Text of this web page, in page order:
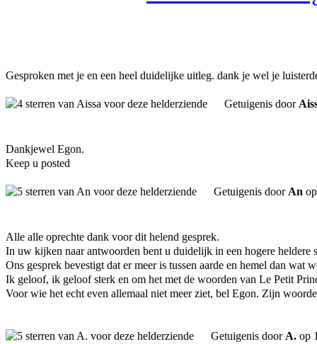
Gesproken met je en een heel duidelijke uitleg. dank je wel je
Getuigenis door
Dankjewel Egon.
Keep u posted
Getuigenis doorAn
Alle alle oprechte dank voor dit helend gesprek.
In uw kijken naar antwoorden bent u duidelijk in een hogere heldere
Ons gesprek bevestigt dat er meer is tussen aarde en hemel dan wat
Ik geloof, ik geloof sterk en om het met de woorden van Le Petit
Voor wie het echt even allemaal niet meer ziet, bel Egon. Zijn
Getuigenis doorA. op